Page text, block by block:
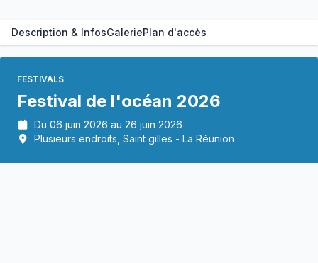
Description & InfosGaleriePlan d'accès
FESTIVALS
Festival de l'océan 2026
Du 06 juin 2026 au 26 juin 2026
Plusieurs endroits, Saint gilles - La Réunion